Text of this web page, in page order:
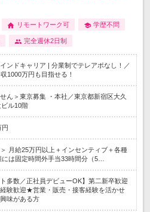
リモートワーク可 学歴不問
完全週休2日制
ンドキャリア | 分業制でテレアポなし！／
1000万円も目指せる！
ん＞東京募集 ・本社／東京都新宿区大久
ル10階
円
月給25万円以上＋インセンティブ＋各種
は固定時間外手当33時間分（5…
ト多数／正社員デビューOK】第二新卒歓迎
経験歓迎★営業・販売・接客経験を活かせ
味がある方